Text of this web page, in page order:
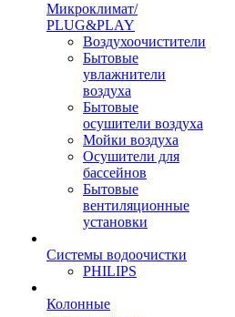
Микроклимат/
PLUG&PLAY
Воздухоочистители
Бытовые
увлажнители
воздуха
Бытовые
осушители воздуха
Мойки воздуха
Осушители для
бассейнов
Бытовые
вентиляционные
установки
Системы водоочистки
PHILIPS
Колонные